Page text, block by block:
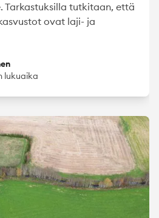
Tarkastuksilla tutkitaan, että
ovat laji- ja
lukuaika